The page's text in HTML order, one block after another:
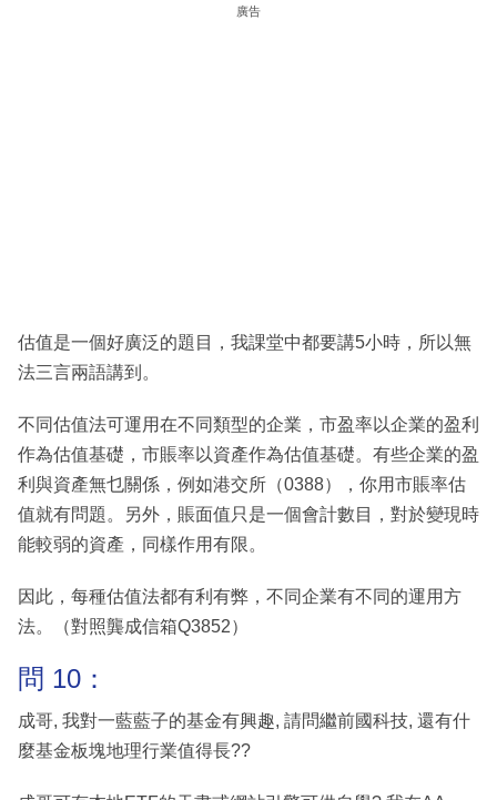
廣告
估值是一個好廣泛的題目，我課堂中都要講5小時，所以無
法三言兩語講到。
不同估值法可運用在不同類型的企業，市盈率以企業的盈利
作為估值基礎，市賬率以資產作為估值基礎。有些企業的盈
利與資產無乜關係，例如港交所（0388），你用市賬率估
值就有問題。另外，賬面值只是一個會計數目，對於變現時
能較弱的資產，同樣作用有限。
因此，每種估值法都有利有弊，不同企業有不同的運用方
法。（對照龔成信箱Q3852）
問 10：
成哥, 我對一藍藍子的基金有興趣, 請問繼前國科技, 還有什
麼基金板塊地理行業值得長??